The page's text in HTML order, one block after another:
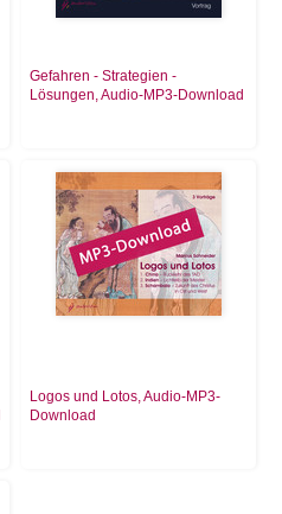
Gefahren - Strategien -
Lösungen, Audio-MP3-Download
Logos und Lotos, Audio-MP3-
Download